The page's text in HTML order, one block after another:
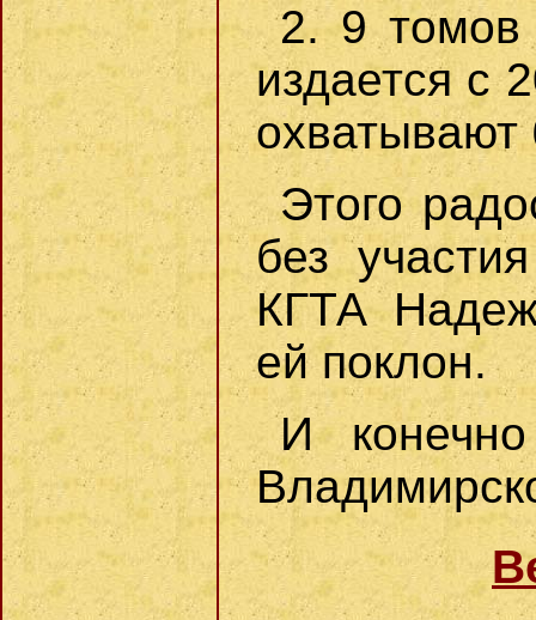
2. 9 томов
издается с
охватывают
Этого
без
КГТА
ей поклон.
И